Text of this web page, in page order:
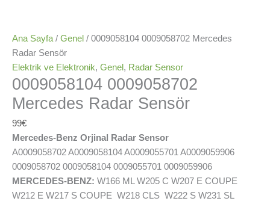
Ana Sayfa / Genel / 0009058104 0009058702 Mercedes
Radar Sensör
Elektrik ve Elektronik, Genel , Radar Sensor
0009058104 0009058702
Mercedes Radar Sensör
99€
Mercedes-Benz Orjinal Radar Sensor
A0009058702 A0009058104 A0009055701 A0009059906
0009058702 0009058104 0009055701 0009059906
MERCEDES-BENZ: W166 ML W205 C W207 E COUPE
W212 E W217 S COUPE W218 CLS W222 S W231 SL